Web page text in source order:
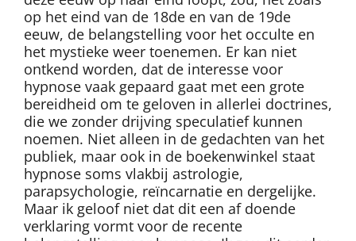
op het eind van de 18de en van de 19de
eeuw, de belangstelling voor het occulte en
het mystieke weer toenemen. Er kan niet
ontkend worden, dat de interesse voor
hypnose vaak gepaard gaat met een grote
bereidheid om te geloven in allerlei doctrines,
die we zonder drijving speculatief kunnen
noemen. Niet alleen in de gedachten van het
publiek, maar ook in de boekenwinkel staat
hypnose soms vlakbij astrologie,
parapsychologie, reïncarnatie en dergelijke.
Maar ik geloof niet dat dit een af doende
verklaring vormt voor de recente